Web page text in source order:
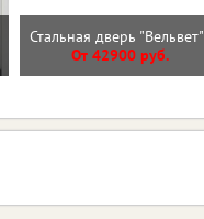
Стальная дверь "Вельвет"
От 42900 руб.